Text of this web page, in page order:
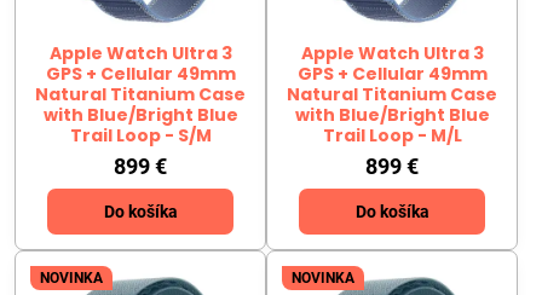
Apple Watch Ultra 3
GPS + Cellular 49mm
Natural Titanium Case
with Blue/Bright Blue
Trail Loop - S/M
899 €
Do košíka
Apple Watch Ultra 3
GPS + Cellular 49mm
Natural Titanium Case
with Blue/Bright Blue
Trail Loop - M/L
899 €
Do košíka
NOVINKA NOVINKA